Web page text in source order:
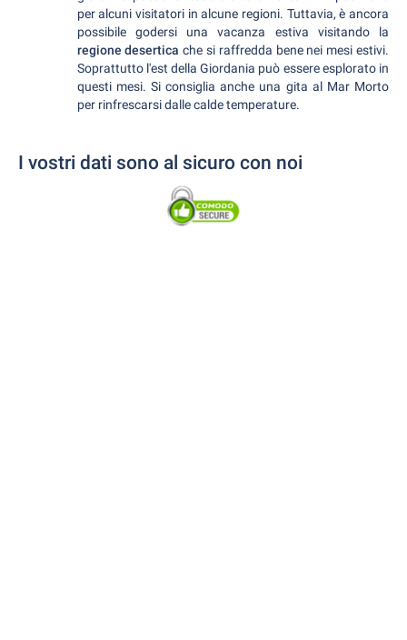
per alcuni visitatori in alcune regioni. Tuttavia, è ancora
possibile godersi una vacanza estiva visitando la
regione deserticache si raffredda bene nei mesi estivi.
Soprattutto l'est della Giordania può essere esplorato in
questi mesi. Si consiglia anche una gita al Mar Morto
per rinfrescarsi dalle calde temperature.
I vostri dati sono al sicuro con noi